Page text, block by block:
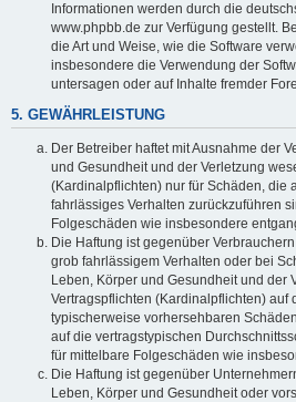
Informationen werden durch die
www.phpbb.de zur Verfügung gestellt.
die Art und Weise, wie die Software
insbesondere die Verwendung der
untersagen oder auf Inhalte fremder
5. GEWÄHRLEISTUNG
Der Betreiber haftet mit Ausnahme der
und Gesundheit und der Verletzung
(Kardinalpflichten) nur für Schäden, die
fahrlässiges Verhalten zurückzuführen
Folgeschäden wie insbesondere
Die Haftung ist gegenüber
grob fahrlässigem Verhalten oder bei
Leben, Körper und Gesundheit und der
Vertragspflichten (Kardinalpflichten) auf
typischerweise vorhersehbaren
auf die vertragstypischen
für mittelbare Folgeschäden wie
Die Haftung ist gegenüber
Leben, Körper und Gesundheit oder